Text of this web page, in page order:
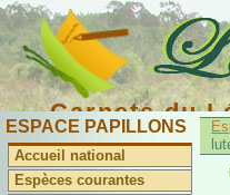
Carnets du
ESPACE PAPILLONS
Accueil national
Espèces courantes